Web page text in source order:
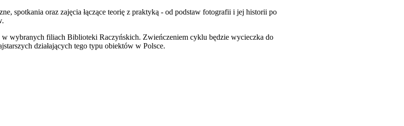
spotkania oraz zajęcia łączące teorię z praktyką - od podstaw fotografii i jej historii po
w wybranych filiach Biblioteki Raczyńskich. Zwieńczeniem cyklu będzie wycieczka do
działających tego typu obiektów w Polsce.